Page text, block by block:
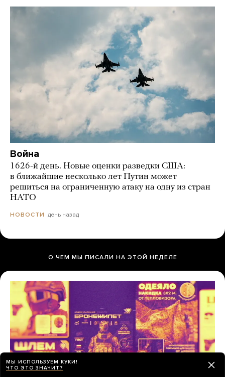
Война
1626-й день. Новые оценки разведки США:
в ближайшие несколько лет Путин может
решиться на ограниченную атаку на одну из стран
НАТО
НОВОСТИ день назад
О ЧЕМ МЫ ПИСАЛИ НА ЭТОЙ НЕДЕЛЕ
МЫ ИСПОЛЬЗУЕМ КУКИ!
ЧТО ЭТО ЗНАЧИТ?